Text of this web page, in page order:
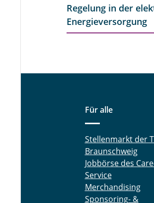
Regelung in der
Energieversorgung
Für alle
Stellenmarkt der
Braunschweig
Jobbörse des
Service
Merchandising
Sponsoring- &